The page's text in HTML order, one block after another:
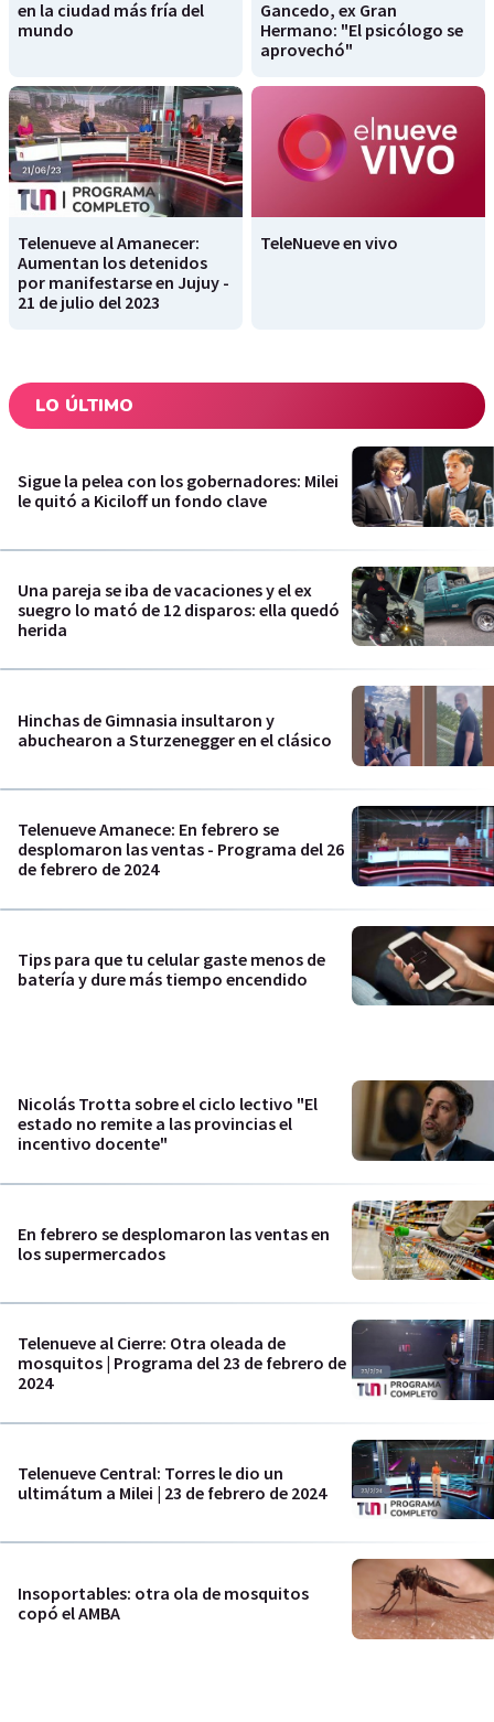
en la ciudad más fría del
mundo
Gancedo, ex Gran
Hermano: "El psicólogo se
aprovechó"
Telenueve al Amanecer:
Aumentan los detenidos
por manifestarse en Jujuy -
21 de julio del 2023
TeleNueve en vivo
LO ÚLTIMO
Sigue la pelea con los gobernadores: Milei
le quitó a Kiciloff un fondo clave
Una pareja se iba de vacaciones y el ex
suegro lo mató de 12 disparos: ella quedó
herida
Hinchas de Gimnasia insultaron y
abuchearon a Sturzenegger en el clásico
Telenueve Amanece: En febrero se
desplomaron las ventas - Programa del 26
de febrero de 2024
Tips para que tu celular gaste menos de
batería y dure más tiempo encendido
Nicolás Trotta sobre el ciclo lectivo "El
estado no remite a las provincias el
incentivo docente"
En febrero se desplomaron las ventas en
los supermercados
Telenueve al Cierre: Otra oleada de
mosquitos | Programa del 23 de febrero de
2024
Telenueve Central: Torres le dio un
ultimátum a Milei | 23 de febrero de 2024
Insoportables: otra ola de mosquitos
copó el AMBA